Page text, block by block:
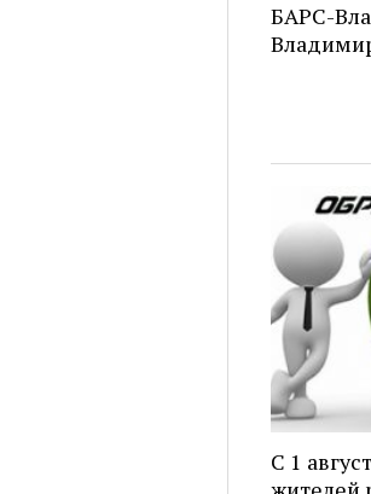
БАРС-
С 1